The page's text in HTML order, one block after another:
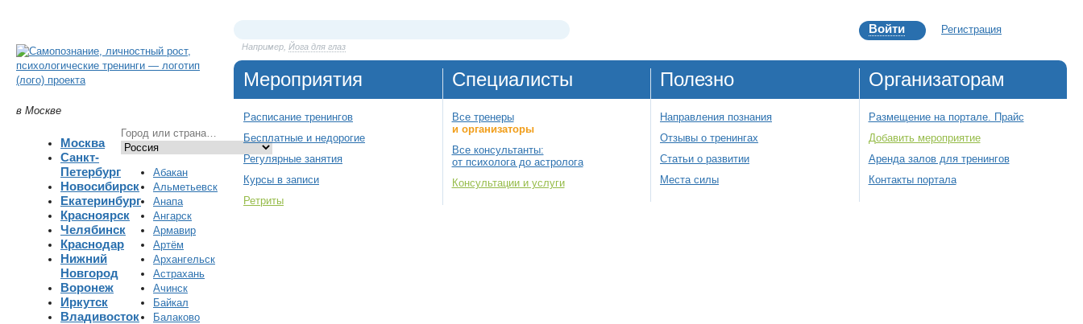
в Москве
Москва
Санкт-
Петербург
Новосибирск
Екатеринбург
Красноярск
Челябинск
Краснодар
Нижний
Новгород
Воронеж
Иркутск
Владивосток
Абакан
Альметьевск
Анапа
Ангарск
Армавир
Артём
Архангельск
Астрахань
Ачинск
Байкал
Балаково
Например, Йога для глаз
Войти Регистрация
Мероприятия
Расписание тренингов
Бесплатные и недорогие
Регулярные занятия
Курсы в записи
Ретриты
Специалисты
Все тренеры
и организаторы
Все консультанты:
от психолога до астролога
Консультации и услуги
Полезно
Направления познания
Отзывы о тренингах
Статьи о развитии
Места силы
Организаторам
Размещение на портале. Прайс
Добавить мероприятие
Аренда залов для тренингов
Контакты портала